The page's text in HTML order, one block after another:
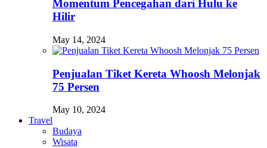
Momentum Pencegahan dari Hulu ke
Hilir
May 14, 2024
Penjualan Tiket Kereta Whoosh Melonjak
75 Persen
May 10, 2024
Travel
Budaya
Wisata